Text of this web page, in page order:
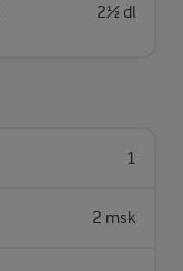
2½ dl
1
2 msk